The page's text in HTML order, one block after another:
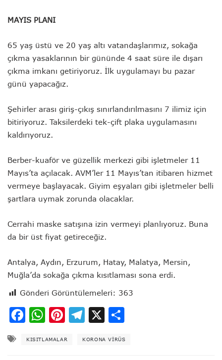
MAYIS PLANI
65 yaş üstü ve 20 yaş altı vatandaşlarımız, sokağa
çıkma yasaklarının bir gününde 4 saat süre ile dışarı
çıkma imkanı getiriyoruz. İlk uygulamayı bu pazar
günü yapacağız.
Şehirler arası giriş-çıkış sınırlandırılmasını 7 ilimiz için
bitiriyoruz. Taksilerdeki tek-çift plaka uygulamasını
kaldırıyoruz.
Berber-kuaför ve güzellik merkezi gibi işletmeler 11
Mayıs’ta açılacak. AVM’ler 11 Mayıs’tan itibaren hizmet
vermeye başlayacak. Giyim eşyaları gibi işletmeler belli
şartlara uymak zorunda olacaklar.
Cerrahi maske satışına izin vermeyi planlıyoruz. Buna
da bir üst fiyat getireceğiz.
Antalya, Aydın, Erzurum, Hatay, Malatya, Mersin,
Muğla’da sokağa çıkma kısıtlaması sona erdi.
Gönderi Görüntülemeleri: 363
Facebook
WhatsApp
Pinterest
Telegram
X
KISITLAMALAR KORONA VIRÜS